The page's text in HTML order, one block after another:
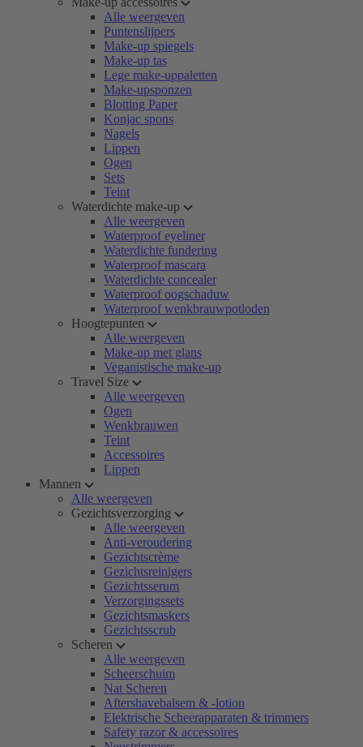
Alle weergeven
Puntenslijpers
Make-up spiegels
Make-up tas
Lege make-uppaletten
Make-upsponzen
Blotting Paper
Konjac spons
Nagels
Lippen
Ogen
Sets
Teint
Waterdichte make-up
Alle weergeven
Waterproof eyeliner
Waterdichte fundering
Waterproof mascara
Waterdichte concealer
Waterproof oogschaduw
Waterproof wenkbrauwpotloden
Hoogtepunten
Alle weergeven
Make-up met glans
Veganistische make-up
Travel Size
Alle weergeven
Ogen
Wenkbrauwen
Teint
Accessoires
Lippen
Mannen
Alle weergeven
Gezichtsverzorging
Alle weergeven
Anti-veroudering
Gezichtscrème
Gezichtsreinigers
Gezichtsserum
Verzorgingssets
Gezichtsmaskers
Gezichtsscrub
Scheren
Alle weergeven
Scheerschuim
Nat Scheren
Aftershavebalsem & -lotion
Elektrische Scheerapparaten & trimmers
Safety razor & accessoires